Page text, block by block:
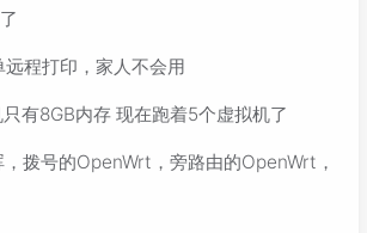
程打印，家人不会用
有8GB内存 现在跑着5个虚拟机了
拨号的OpenWrt，旁路由的OpenWrt，